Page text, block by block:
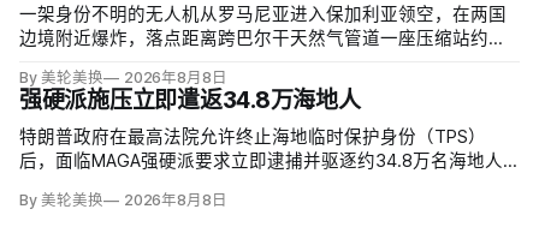
一架身份不明的无人机从罗马尼亚进入保加利亚领空，在两国
边境附近爆炸，落点距离跨巴尔干天然气管道一座压缩站约
夫说，罗马尼亚边防警察听到无人机噪音，保方巡逻队听到巨
响，但两国防空系统均未发现目标。
By 美轮美换 2026年8月8日
强硬派施压立即遣返34.8万海地人
特朗普政府在最高法院允许终止海地临时保护身份（TPS）
后，面临MAGA强硬派要求立即逮捕并驱逐约34.8万名海地人
至少50名海地人被叫到移民办公室并佩戴脚踝监控器，但突袭
By 美轮美换 2026年8月8日